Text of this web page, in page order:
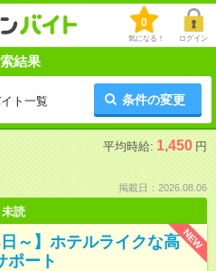
0
気になる！ ログイン
結果
ト一覧 条件の変更
平均時給: 1,450 円
掲載日：2026.08.06
未読
NEW
～】ホテルライクな高
ポート